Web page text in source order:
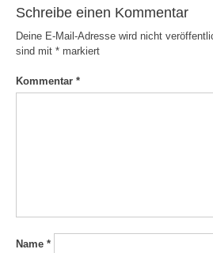
Schreibe einen Kommentar
Deine E-Mail-Adresse wird nicht
sind mit *markiert
Kommentar *
Name *